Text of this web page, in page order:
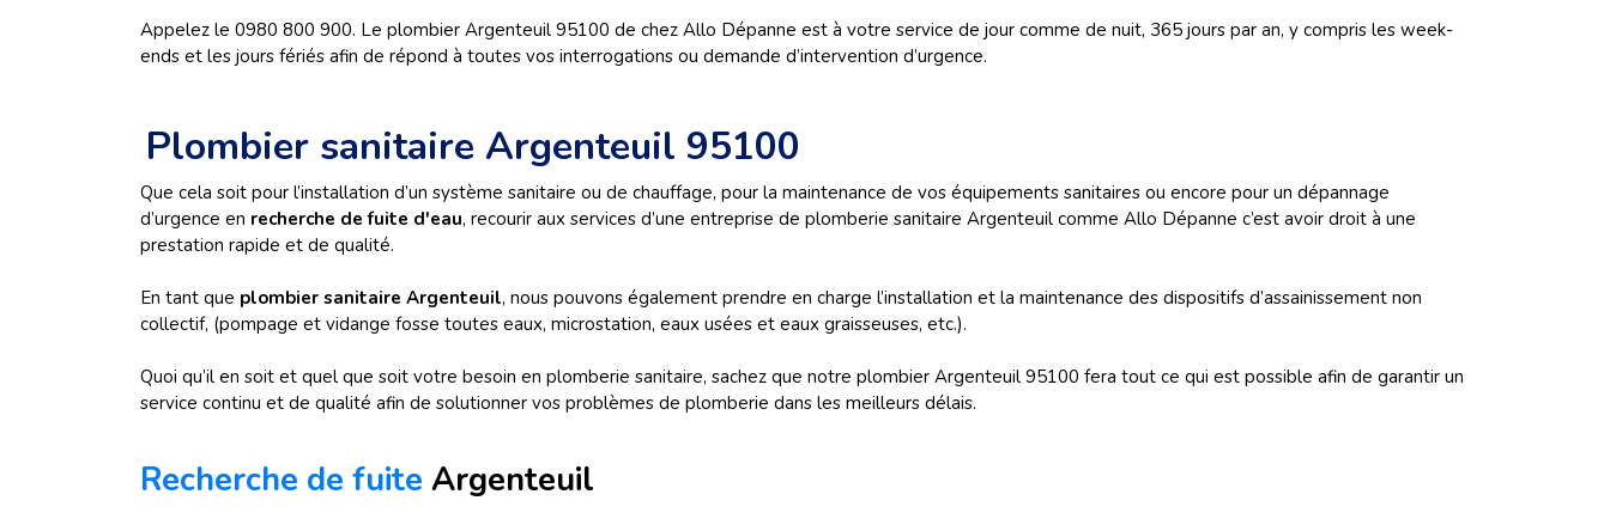
Appelez le 0980 800 900. Le plombier Argenteuil 95100 de chez Allo Dépanne est à votre service de jour comme de nuit, 365 jours par an, y compris les week-
ends et les jours fériés afin de répond à toutes vos interrogations ou demande d’intervention d’urgence.
Plombier sanitaire Argenteuil 95100
Que cela soit pour l’installation d’un système sanitaire ou de chauffage, pour la maintenance de vos équipements sanitaires ou encore pour un dépannage
d’urgence en recherche de fuite d'eau, recourir aux services d’une entreprise de plomberie sanitaire Argenteuil comme Allo Dépanne c’est avoir droit à une
prestation rapide et de qualité.
En tant que plombier sanitaire Argenteuil, nous pouvons également prendre en charge l’installation et la maintenance des dispositifs d’assainissement non
collectif, (pompage et vidange fosse toutes eaux, microstation, eaux usées et eaux graisseuses, etc.).
Quoi qu’il en soit et quel que soit votre besoin en plomberie sanitaire, sachez que notre plombier Argenteuil 95100 fera tout ce qui est possible afin de garantir un
service continu et de qualité afin de solutionner vos problèmes de plomberie dans les meilleurs délais.
Recherche de fuite Argenteuil